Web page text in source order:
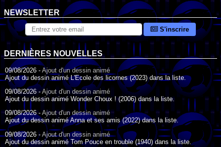
NEWSLETTER
S'inscrire
DERNIÈRES NOUVELLES
09/08/2026 - Ajout d'un dessin animé
Ajout du dessin animé L'Ecole des licornes (2023) dans la liste.
09/08/2026 -Ajout d'un dessin animé
Ajout du dessin animé Wonder Choux ! (2006) dans la liste.
09/08/2026 -Ajout d'un dessin animé
Ajout du dessin animé Anna et ses amis (2022) dans la liste.
09/08/2026 - Ajout d'un dessin animé
Ajout du dessin animé Tom Pouce en trouble (1940) dans la liste.